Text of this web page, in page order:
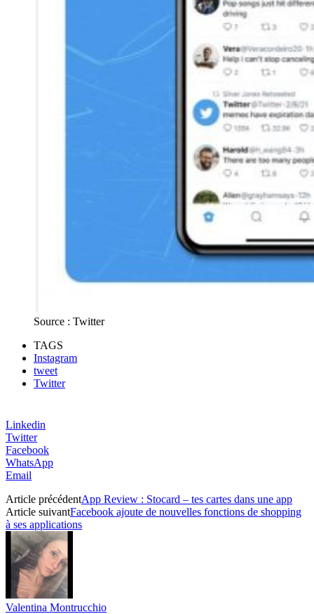
Source : Twitter
TAGS
Instagram
tweet
Twitter
Linkedin
Twitter
Facebook
WhatsApp
Email
Article précédentApp Review : Stocard – tes cartes dans une app
Article suivantFacebook ajoute de nouvelles fonctions de shopping
à ses applications
Valentina Montrucchio